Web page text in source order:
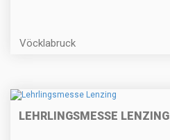
Vöcklabruck
LEHRLINGSMESSE LENZING